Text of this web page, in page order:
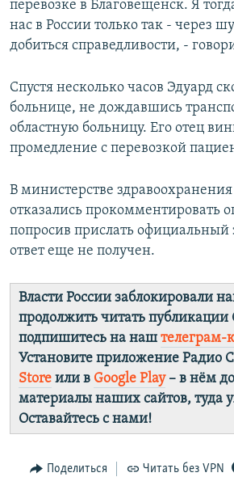
перевозке в Благовещенск. Я
нас в России только так - через
добиться справедливости, -
Спустя несколько часов Эдуард
больнице, не дождавшись
областную больницу. Его отец
промедление с перевозкой
В министерстве
отказались прокомментировать
попросив прислать официальный
ответ еще не получен.
Власти России заблокировали
продолжить читать
подпишитесь на наш телеграм-
Установите приложение Радио
Store или в Google Play– в нём
материалы наших сайтов, туда
Оставайтесь с нами!
Поделиться Читать без VPN